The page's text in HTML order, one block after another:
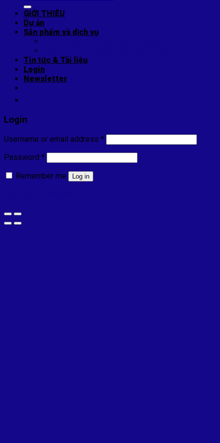
GIỚI THIỆU
Dự án
Sản phẩm và dịch vụ
Tin tức & Tài liệu
Login
Newsletter
Login
Username or email address *
Password *
Remember me
Log in